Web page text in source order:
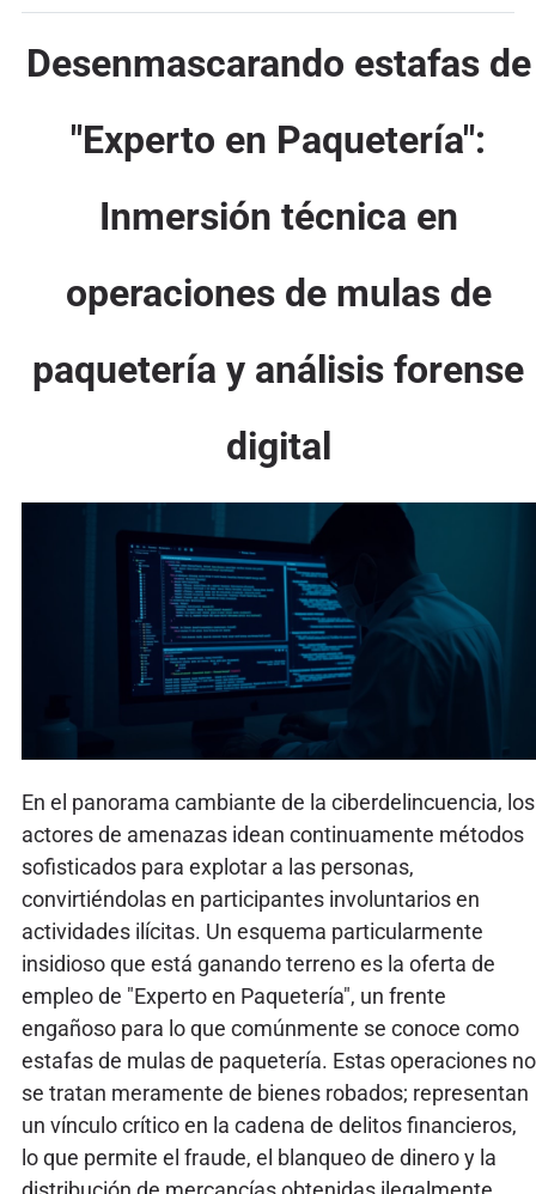
Desenmascarando estafas de
"Experto en Paquetería":
Inmersión técnica en
operaciones de mulas de
paquetería y análisis forense
digital
En el panorama cambiante de la ciberdelincuencia, los
actores de amenazas idean continuamente métodos
sofisticados para explotar a las personas,
convirtiéndolas en participantes involuntarios en
actividades ilícitas. Un esquema particularmente
insidioso que está ganando terreno es la oferta de
empleo de "Experto en Paquetería", un frente
engañoso para lo que comúnmente se conoce como
estafas de mulas de paquetería. Estas operaciones no
se tratan meramente de bienes robados; representan
un vínculo crítico en la cadena de delitos financieros,
lo que permite el fraude, el blanqueo de dinero y la